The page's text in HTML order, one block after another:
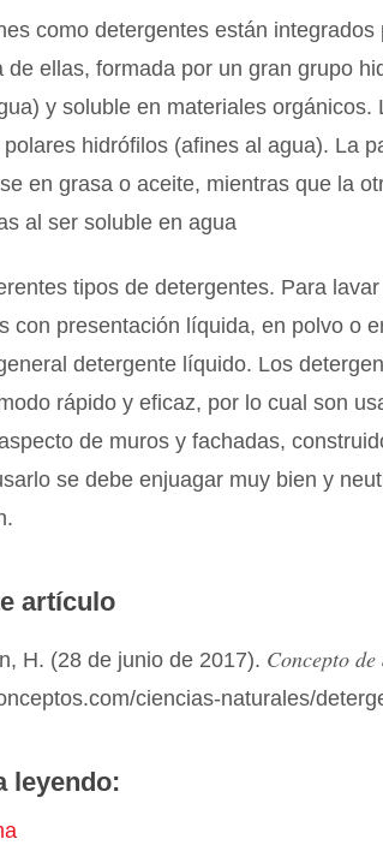
como detergentes están
de ellas, formada por un gran grupo
y soluble en materiales
hidrófilos (afines al agua). La
en grasa o aceite, mientras que la
al ser soluble en agua
tipos de detergentes. Para
con presentación líquida, en polvo o
detergente líquido. Los
rápido y eficaz, por lo cual son
de muros y fachadas,
se debe enjuagar muy bien y
artículo
H. (28 de junio de 2017). Concepto de
ciencias-naturales/
leyendo: